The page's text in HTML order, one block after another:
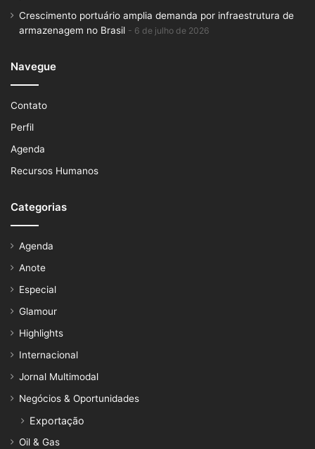
Crescimento portuário amplia demanda por infraestrutura de
armazenagem no Brasil
6 de julho de 2026
Navegue
Contato
Perfil
Agenda
Recursos Humanos
Categorias
Agenda
Anote
Especial
Glamour
Highlights
Internacional
Jornal Multimodal
Negócios & Oportunidades
Exportação
Oil & Gas